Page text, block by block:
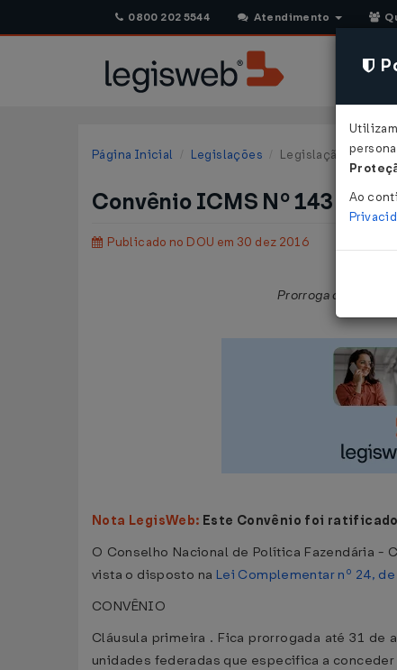
0800 202 5544 Atendimento
Página Inicial Legislações Legislação Federal
Convênio ICMS Nº 143 DE
Publicado no DOU em 30 dez 2016
Prorroga
Nota LegisWeb: Este Convênio foi
O Conselho Nacional de Política Fazendária -
vista o disposto na Lei Complementar nº 24,
CONVÊNIO
Cláusula primeira . Fica prorrogada até 31
unidades federadas que especifica a
Ao